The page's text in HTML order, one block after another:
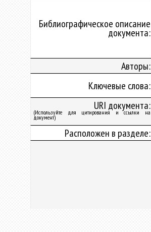
Библиографическое описание
документа:
Авторы:
Ключевые слова:
URI документа:
(Используйте для цитирования и ссылки на
документ)
Расположен в разделе: